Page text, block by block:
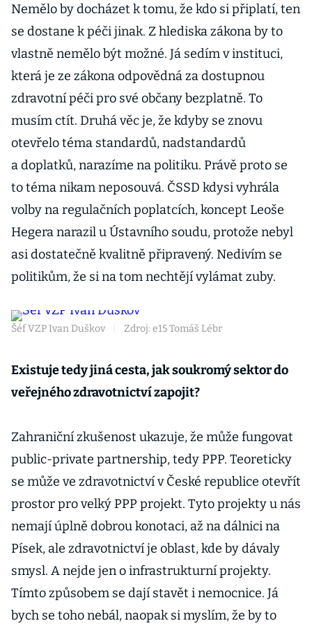
Nemělo by docházet k tomu, že kdo si připlatí, ten
se dostane k péči jinak. Z hlediska zákona by to
vlastně nemělo být možné. Já sedím v instituci,
která je ze zákona odpovědná za dostupnou
zdravotní péči pro své občany bezplatně. To
musím ctít. Druhá věc je, že kdyby se znovu
otevřelo téma standardů, nadstandardů
a doplatků, narazíme na politiku. Právě proto se
to téma nikam neposouvá. ČSSD kdysi vyhrála
volby na regulačních poplatcích, koncept Leoše
Hegera narazil u Ústavního soudu, protože nebyl
asi dostatečně kvalitně připravený. Nedivím se
politikům, že si na tom nechtějí vylámat zuby.
Šéf VZP Ivan Duškov Zdroj: e15 Tomáš Lébr
Existuje tedy jiná cesta, jak soukromý sektor do
veřejného zdravotnictví zapojit?
Zahraniční zkušenost ukazuje, že může fungovat
public-private partnership, tedy PPP. Teoreticky
se může ve zdravotnictví v České republice otevřít
prostor pro velký PPP projekt. Tyto projekty u nás
nemají úplně dobrou konotaci, až na dálnici na
Písek, ale zdravotnictví je oblast, kde by dávaly
smysl. A nejde jen o infrastrukturní projekty.
Tímto způsobem se dají stavět i nemocnice. Já
bych se toho nebál, naopak si myslím, že by to